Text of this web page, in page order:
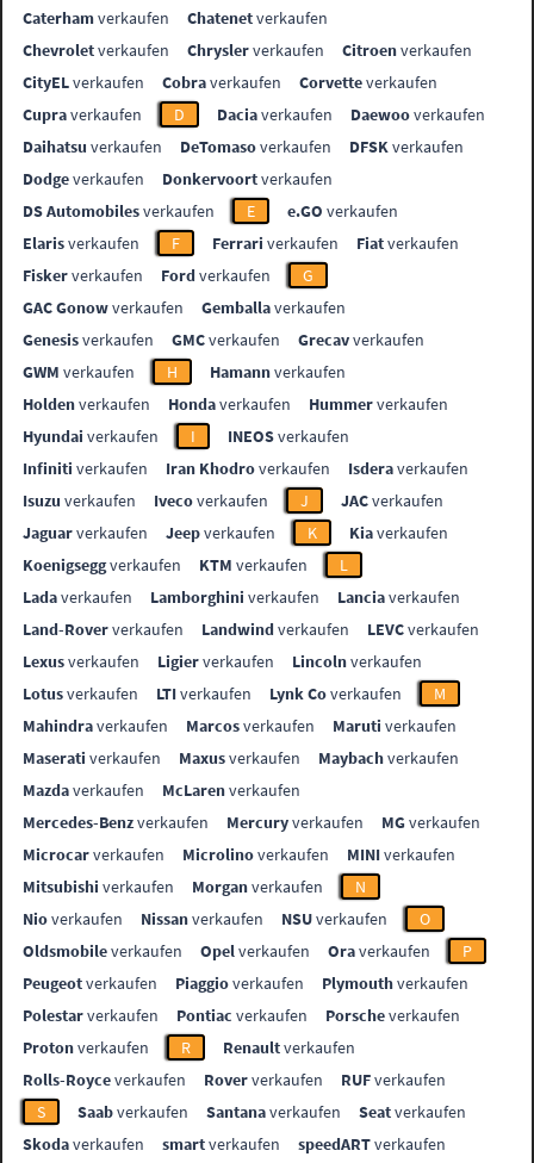
Caterhamverkaufen Chatenetverkaufen
Chevroletverkaufen Chryslerverkaufen Citroenverkaufen
CityELverkaufen Cobraverkaufen Corvetteverkaufen
Cupraverkaufen D Daciaverkaufen Daewooverkaufen
Daihatsu verkaufen DeTomasoverkaufen DFSKverkaufen
Dodgeverkaufen Donkervoortverkaufen
DS Automobilesverkaufen E e.GO verkaufen
Elarisverkaufen F Ferrari verkaufen Fiatverkaufen
Fiskerverkaufen Fordverkaufen
G
GAC Gonowverkaufen Gemballaverkaufen
Genesisverkaufen GMCverkaufen Grecavverkaufen
GWM verkaufen H Hamannverkaufen
Holdenverkaufen Hondaverkaufen Hummerverkaufen
Hyundai verkaufen I INEOSverkaufen
Infiniti verkaufen Iran Khodroverkaufen Isderaverkaufen
Isuzu verkaufen Ivecoverkaufen J JACverkaufen
Jaguarverkaufen Jeepverkaufen K Kiaverkaufen
Koenigseggverkaufen KTM verkaufen
L
Ladaverkaufen Lamborghini verkaufen Lanciaverkaufen
Land-Roververkaufen Landwindverkaufen LEVCverkaufen
Lexusverkaufen Ligierverkaufen Lincolnverkaufen
Lotusverkaufen LTIverkaufen Lynk Coverkaufen
M
Mahindraverkaufen Marcosverkaufen Maruti verkaufen
Maserati verkaufen Maxusverkaufen Maybachverkaufen
Mazdaverkaufen McLarenverkaufen
Mercedes-Benzverkaufen Mercuryverkaufen MGverkaufen
Microcarverkaufen Microlinoverkaufen MINIverkaufen
Mitsubishi verkaufen Morganverkaufen
N
Nioverkaufen Nissanverkaufen NSUverkaufen
O
Oldsmobileverkaufen Opelverkaufen Oraverkaufen
P
Peugeotverkaufen Piaggioverkaufen Plymouthverkaufen
Polestarverkaufen Pontiac verkaufen Porscheverkaufen
Protonverkaufen R Renaultverkaufen
Rolls-Royceverkaufen Roververkaufen RUFverkaufen
S
Saabverkaufen Santanaverkaufen Seatverkaufen
Skodaverkaufen smartverkaufen speedARTverkaufen